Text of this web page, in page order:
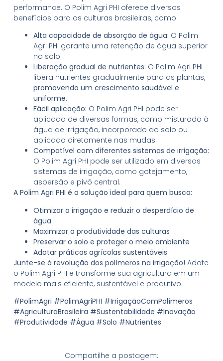
performance. O Polim Agri PHI oferece diversos
benefícios para as culturas brasileiras, como:
Alta capacidade de absorção de água: O Polim
Agri PHI garante uma retenção de água superior
no solo.
Liberação gradual de nutrientes: O Polim Agri PHI
libera nutrientes gradualmente para as plantas,
promovendo um crescimento saudável e
uniforme.
Fácil aplicação: O Polim Agri PHI pode ser
aplicado de diversas formas, como misturado à
água de irrigação, incorporado ao solo ou
aplicado diretamente nas mudas.
Compatível com diferentes sistemas de irrigação:
O Polim Agri PHI pode ser utilizado em diversos
sistemas de irrigação, como gotejamento,
aspersão e pivô central.
A Polim Agri PHI é a solução ideal para quem busca:
Otimizar a irrigação e reduzir o desperdício de
água
Maximizar a produtividade das culturas
Preservar o solo e proteger o meio ambiente
Adotar práticas agrícolas sustentáveis
Junte-se à revolução dos polímeros na irrigação! Adote
o Polim Agri PHI e transforme sua agricultura em um
modelo mais eficiente, sustentável e produtivo.
#PolimAgri #PolimAgriPHI #IrrigaçãoComPolímeros
#AgriculturaBrasileira #Sustentabilidade #Inovação
#Produtividade #Água #Solo #Nutrientes
Compartilhe a postagem: